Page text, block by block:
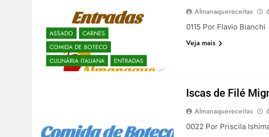
ASSADO
CARNES
COMIDA DE BOTECO
CULINÁRIA ITALIANA
ENTRADAS
Almanaquereceitas
0115 Por Flavio Bianchi
Veja mais
Iscas de Filé
Almanaquereceitas
0022 Por Priscila